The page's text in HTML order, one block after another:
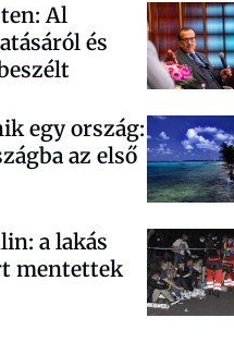
Al
és
egy ország:
az első
a lakás
mentettek